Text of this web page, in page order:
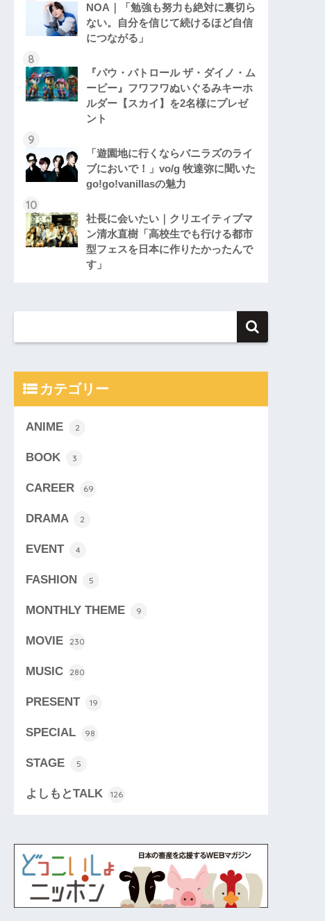
NOA｜「勉強も努力も絶対に裏切ら
ない。自分を信じて続けるほど自信
につながる」
『パウ・パトロール ザ・ダイノ・ム
ービー』フワフワぬいぐるみキーホ
ルダー【スカイ】を2名様にプレゼ
ント
「遊園地に行くならバニラズのライ
ブにおいで！」vo/g 牧達弥に聞いた
go!go!vanillasの魅力
社長に会いたい｜クリエイティブマ
ン清水直樹「高校生でも行ける都市
型フェスを日本に作りたかったんで
す」
カテゴリー
ANIME 2
BOOK 3
CAREER 69
DRAMA 2
EVENT 4
FASHION 5
MONTHLY THEME 9
MOVIE 230
MUSIC 280
PRESENT 19
SPECIAL 98
STAGE 5
よしもとTALK 126